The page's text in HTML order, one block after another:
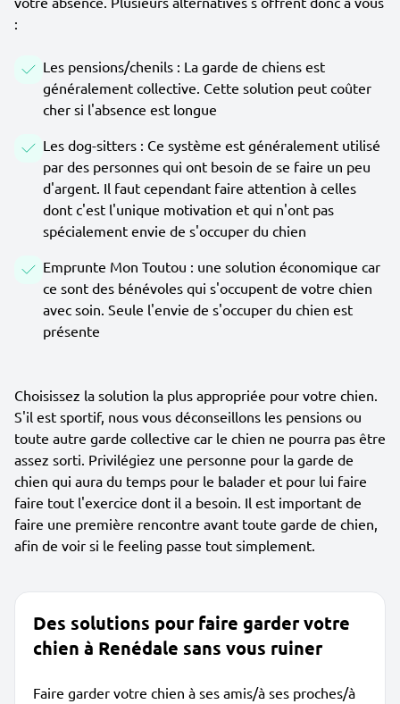
:
Les pensions/chenils : La garde de chiens est
généralement collective. Cette solution peut coûter
cher si l'absence est longue
Les dog-sitters : Ce système est généralement utilisé
par des personnes qui ont besoin de se faire un peu
d'argent. Il faut cependant faire attention à celles
dont c'est l'unique motivation et qui n'ont pas
spécialement envie de s'occuper du chien
Emprunte Mon Toutou : une solution économique car
ce sont des bénévoles qui s'occupent de votre chien
avec soin. Seule l'envie de s'occuper du chien est
présente
Choisissez la solution la plus appropriée pour votre chien.
S'il est sportif, nous vous déconseillons les pensions ou
toute autre garde collective car le chien ne pourra pas être
assez sorti. Privilégiez une personne pour la garde de
chien qui aura du temps pour le balader et pour lui faire
faire tout l'exercice dont il a besoin. Il est important de
faire une première rencontre avant toute garde de chien,
afin de voir si le feeling passe tout simplement.
Des solutions pour faire garder votre
chien à Renédale sans vous ruiner
Faire garder votre chien à ses amis/à ses proches/à